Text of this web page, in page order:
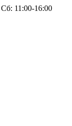
11:00-16:00